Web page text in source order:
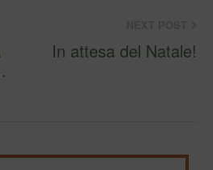
In attesa del Natale!